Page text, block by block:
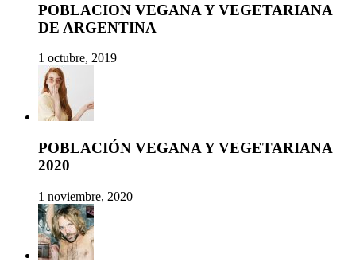
POBLACION VEGANA Y VEGETARIANA
DE ARGENTINA
1 octubre, 2019
POBLACIÓN VEGANA Y VEGETARIANA
2020
1 noviembre, 2020